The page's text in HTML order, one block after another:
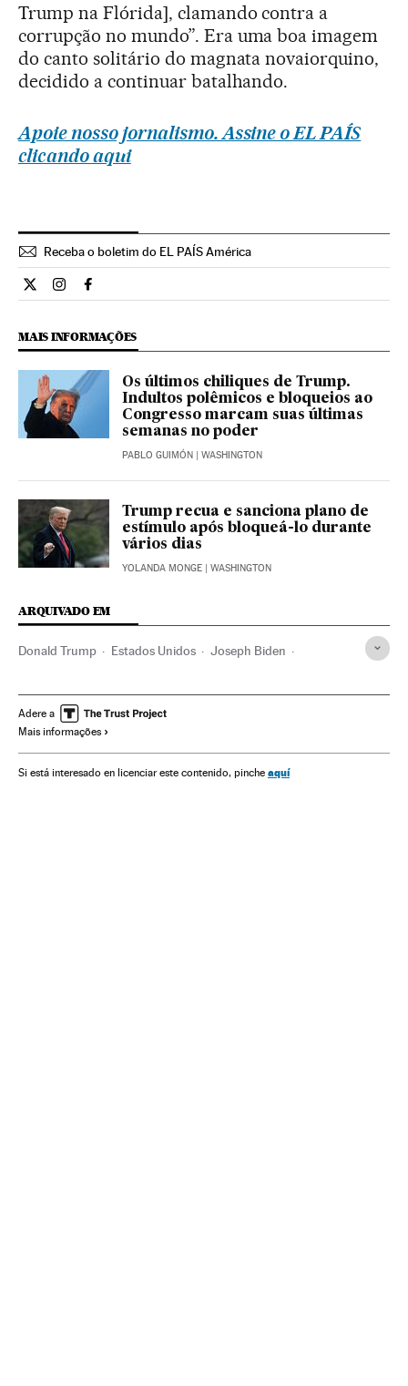
Trump na Flórida], clamando contra a
corrupção no mundo”. Era uma boa imagem
do canto solitário do magnata novaiorquino,
decidido a continuar batalhando.
Apoie nosso jornalismo. Assine o EL PAÍS
clicando aqui
Receba o boletim do EL PAÍS América
Internacional El País Brasil en Twitter
Internacional El País Brasil en Instagram
Internacional El País Brasil en Facebook
MAIS INFORMAÇÕES
Os últimos chiliques de Trump.
Indultos polêmicos e bloqueios ao
Congresso marcam suas últimas
semanas no poder
PABLO GUIMÓN | WASHINGTON
Trump recua e sanciona plano de
estímulo após bloqueá-lo durante
vários dias
YOLANDA MONGE | WASHINGTON
ARQUIVADO EM
Donald Trump Estados Unidos Joseph Biden
América Eleições EUA 2020
Adere a
Mais informações
Si está interesado en licenciar este contenido, pinche aquí